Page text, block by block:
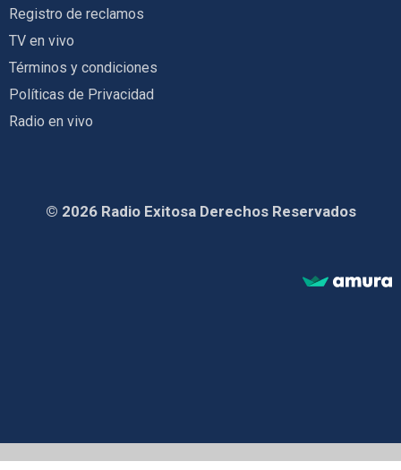
Registro de reclamos
TV en vivo
Términos y condiciones
Políticas de Privacidad
Radio en vivo
© 2026 Radio Exitosa Derechos Reservados